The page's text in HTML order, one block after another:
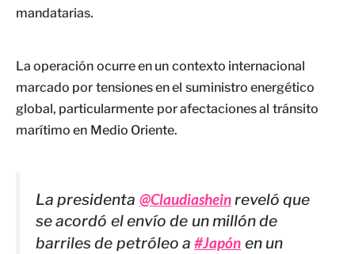
mandatarias.
La operación ocurre en un contexto internacional
marcado por tensiones en el suministro energético
global, particularmente por afectaciones al tránsito
marítimo en Medio Oriente.
La presidenta @Claudiasheinreveló que
se acordó el envío de un millón de
barriles de petróleo a#Japón en un